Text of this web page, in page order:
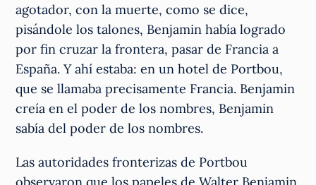
agotador, con la muerte, como se dice,
pisándole los talones, Benjamin había logrado
por fin cruzar la frontera, pasar de Francia a
España. Y ahí estaba: en un hotel de Portbou,
que se llamaba precisamente Francia. Benjamin
creía en el poder de los nombres, Benjamin
sabía del poder de los nombres.
Las autoridades fronterizas de Portbou
observaron que los papeles de Walter Benjamin